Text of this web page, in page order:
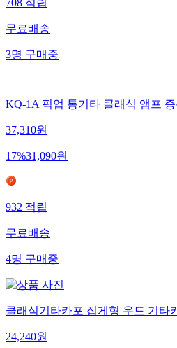
708적립
무료배송
3명구매중
KQ-1A 픽업 통기타 클래식 앰프
37,310원
17%31,090원
932적립
무료배송
4명구매중
클래식기타카포 집게형 우드 기타
24,240원